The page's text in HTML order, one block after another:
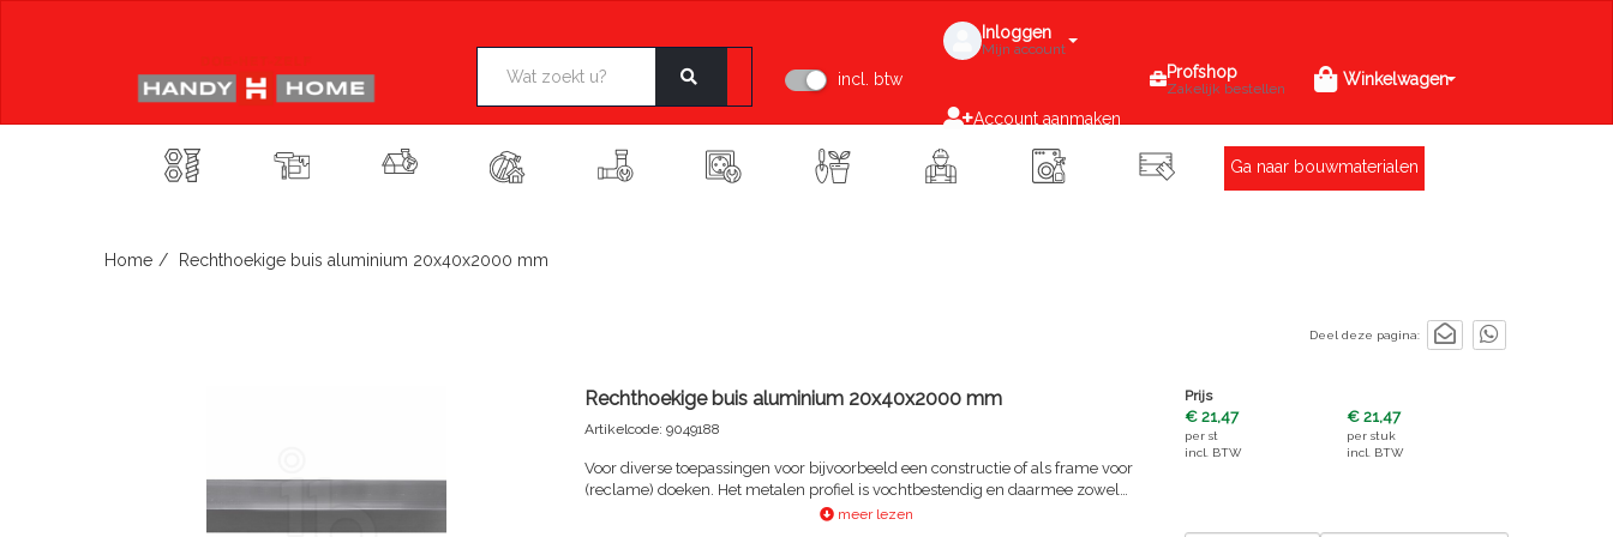
incl. btw
Inloggen
Mijn account
Account aanmaken
Profshop
Zakelijk bestellen Winkelwagen
Ga naar bouwmaterialen
Home Rechthoekige buis aluminium 20x40x2000 mm
Deel deze pagina:
Rechthoekige buis aluminium 20x40x2000 mm
Artikelcode: 9049188
Voor diverse toepassingen voor bijvoorbeeld een constructie of als frame voor
(reclame) doeken. Het metalen profiel is vochtbestendig en daarmee zowel
binnen- als buitenshuis te gebruiken. Het profiel is, na voorboren, te monteren
meer lezen
Prijs
€ 21,47
per st
incl. BTW
€ 21,47
per stuk
incl. BTW